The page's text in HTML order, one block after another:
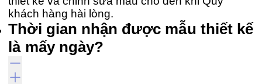
khách hàng hài lòng.
Thời gian nhận được mẫu thiết kế
là mấy ngày?